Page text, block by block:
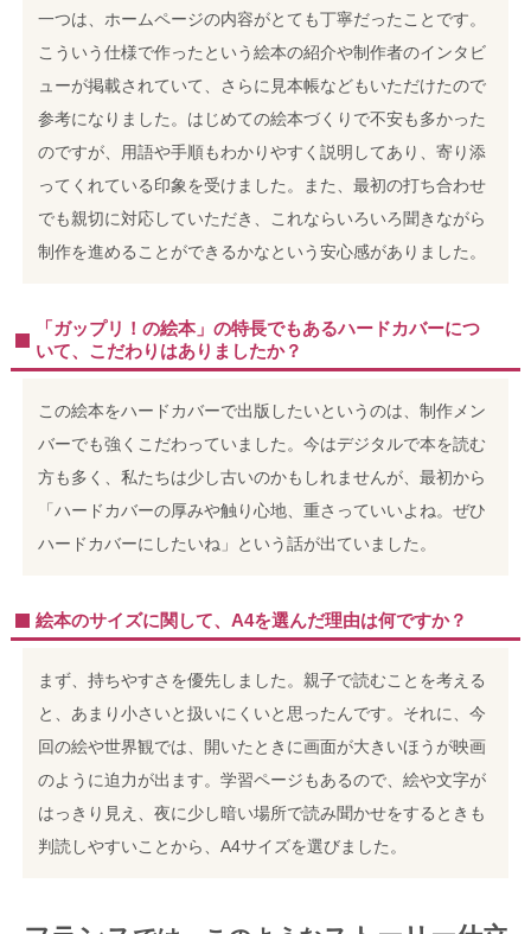
一つは、ホームページの内容がとても丁寧だったことです。
こういう仕様で作ったという絵本の紹介や制作者のインタビ
ューが掲載されていて、さらに見本帳などもいただけたので
参考になりました。 はじめての絵本づくりで不安も多かった
のですが、用語や手順もわかりやすく説明してあり、寄り添
ってくれている印象を受けました。また、最初の打ち合わせ
でも親切に対応していただき、これならいろいろ聞きながら
制作を進めることができるかなという安心感がありました。
「ガップリ！の絵本」の特長でもあるハードカバーにつ
いて、こだわりはありましたか？
この絵本をハードカバーで出版したいというのは、制作メン
バーでも強くこだわっていました。今はデジタルで本を読む
方も多く、私たちは少し古いのかもしれませんが、最初から
「ハードカバーの厚みや触り心地、重さっていいよね。ぜひ
ハードカバーにしたいね」という話が出ていました。
絵本のサイズに関して、A4を選んだ理由は何ですか？
まず、持ちやすさを優先しました。親子で読むことを考える
と、あまり小さいと扱いにくいと思ったんです。それに、今
回の絵や世界観では、開いたときに画面が大きいほうが映画
のように迫力が出ます。 学習ページもあるので、絵や文字が
はっきり見え、夜に少し暗い場所で読み聞かせをするときも
判読しやすいことから、A4サイズを選びました。